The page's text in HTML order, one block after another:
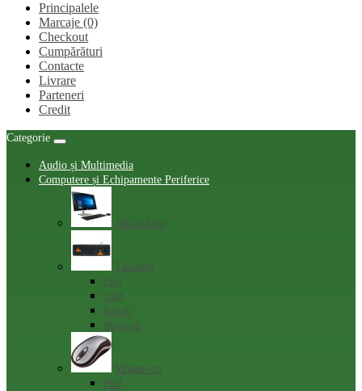
Principalele
Marcaje (0)
Checkout
Cumpărături
Contacte
Livrare
Parteneri
Credit
Categorie
Audio și Multimedia
Computere și Echipamente Periferice
All-in-One
Tastaturi
PS/2
USB
Fara fir
Bluetooth
Mouse-uri
PS/2